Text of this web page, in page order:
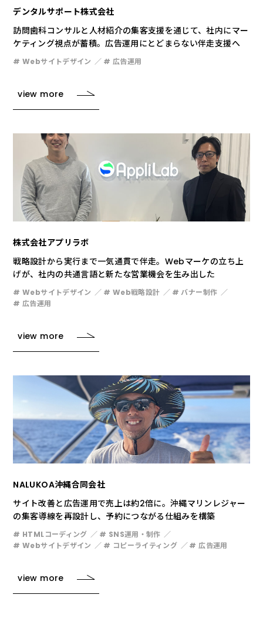
デンタルサポート株式会社
訪問歯科コンサルと人材紹介の集客支援を通じて、社内にマー
ケティング視点が蓄積。広告運用にとどまらない伴走支援へ
# Webサイトデザイン # 広告運用
view more
株式会社アプリラボ
戦略設計から実行まで一気通貫で伴走。Webマーケの立ち上
げが、社内の共通言語と新たな営業機会を生み出した
# Webサイトデザイン # Web戦略設計
# バナー制作
# 広告運用
view more
NALUKOA沖縄合同会社
サイト改善と広告運用で売上は約2倍に。沖縄マリンレジャー
の集客導線を再設計し、予約につながる仕組みを構築
# HTMLコーディング
# SNS運用・制作
# Webサイトデザイン
# コピーライティング # 広告運用
view more